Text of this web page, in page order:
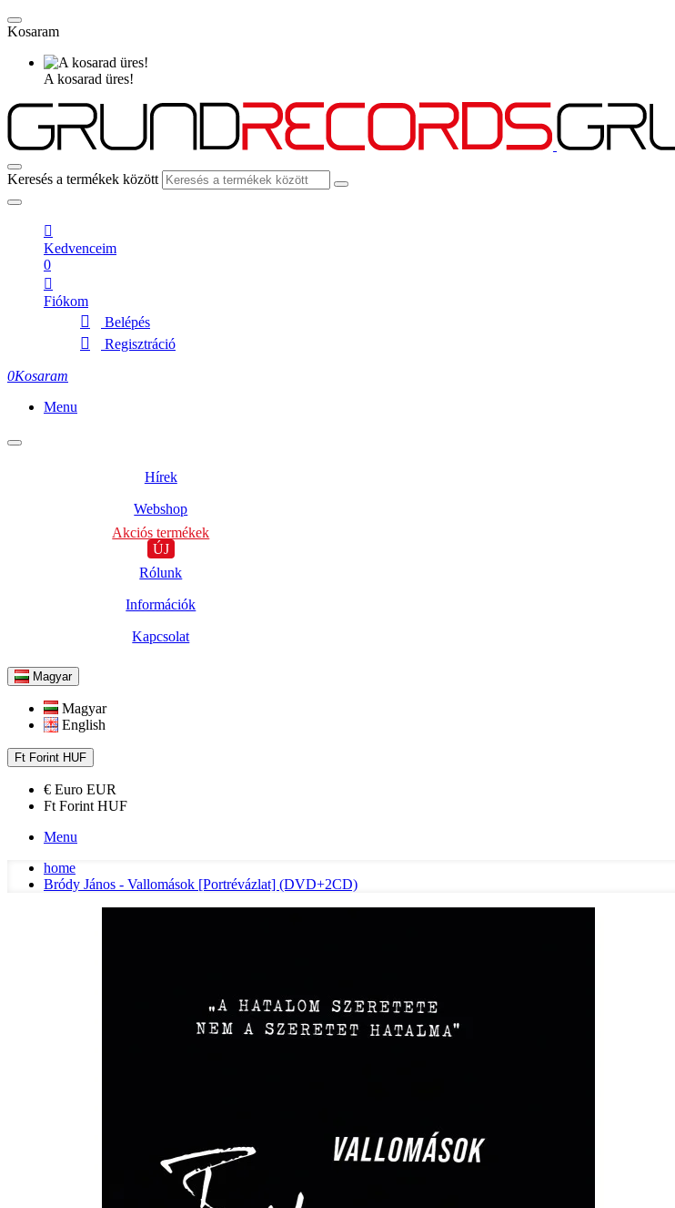
Kosaram
A kosarad üres!
Keresés a termékek között
Kedvenceim
0
Fiókom
Belépés
Regisztráció
0Kosaram
Menu
Hírek
Webshop
Akciós termékek
ÚJ
Rólunk
Információk
Kapcsolat
Magyar
Magyar
English
Ft Forint HUF
€ Euro EUR
Ft Forint HUF
Menu
home
Bródy János - Vallomások [Portrévázlat] (DVD+2CD)